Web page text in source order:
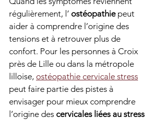
régulièrement, l’ ostéopathie peut
aider à comprendre l’origine des
tensions et à retrouver plus de
confort. Pour les personnes à Croix
près de Lille ou dans la métropole
lilloise, ostéopathie cervicale stress
peut faire partie des pistes à
envisager pour mieux comprendre
l’origine des cervicales liées au stress